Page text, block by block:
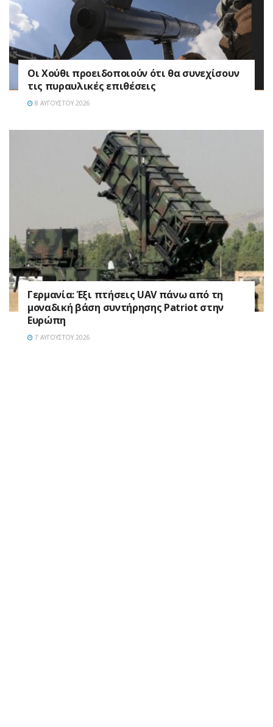
Οι Χούθι προειδοποιούν ότι θα συνεχίσουν
τις πυραυλικές επιθέσεις
8 ΑΥΓΟΎΣΤΟΥ 2026
Γερμανία: Έξι πτήσεις UAV πάνω από τη
μοναδική βάση συντήρησης Patriot στην
Ευρώπη
7 ΑΥΓΟΎΣΤΟΥ 2026